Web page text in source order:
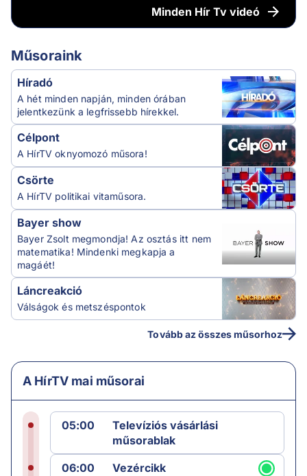
Minden Hír Tv videó
Műsoraink
Híradó
A hét minden napján, minden órában
jelentkezünk a legfrissebb hírekkel.
Célpont
A HírTV oknyomozó műsora!
Csörte
A HírTV politikai vitaműsora.
Bayer show
Bayer Zsolt megmondja! Az osztás itt nem
matematika! Mindenki megkapja a
magáét!
Láncreakció
Válságok és metszéspontok
Tovább az összes műsorhoz
A HírTV mai műsorai
05:00
Televíziós vásárlási
műsorablak
06:00
Vezércikk